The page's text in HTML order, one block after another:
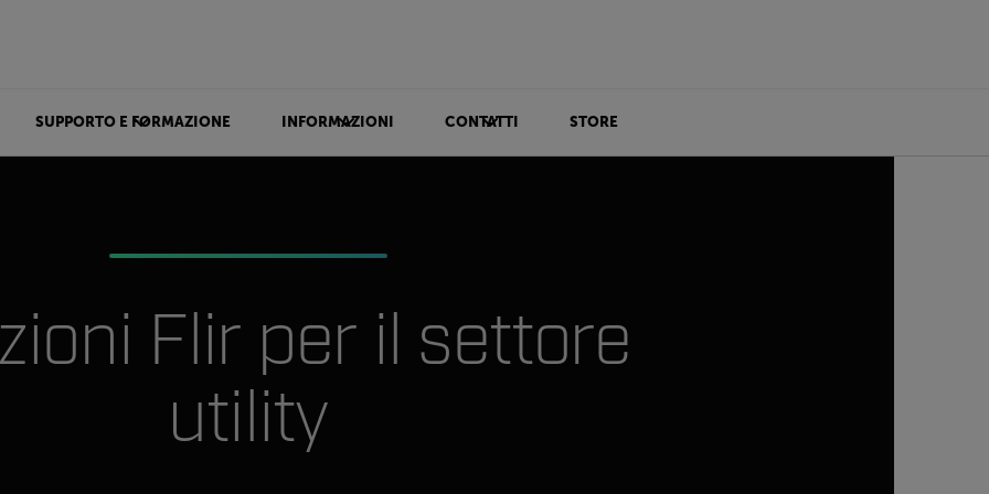
SUPPORTO E FORMAZIONE INFORMAZIONI CONTATTI STORE
Flir per il settore
utility